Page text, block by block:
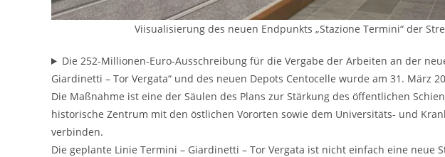
Viisualisierung des neuen Endpunkts „Stazione Termini“ der
Die 252-Millionen-Euro-Ausschreibung für die Vergabe der Arbeiten an der
Giardinetti – Tor Vergata“ und des neuen Depots Centocelle wurde am 31. März
Die Maßnahme ist eine der Säulen des Plans zur Stärkung des öffentlichen
historische Zentrum mit den östlichen Vororten sowie dem Universitäts- und
verbinden.
Die geplante Linie Termini – Giardinetti – Tor Vergata ist nicht einfach eine neue